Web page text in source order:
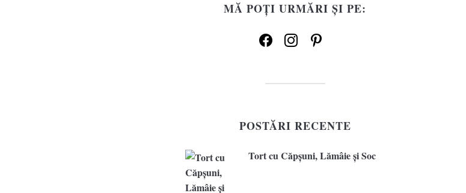
MĂ POȚI URMĂRI ȘI PE:
facebookinstagrampinterest
POSTĂRI RECENTE
Tort cu Căpșuni, Lămâie și Soc